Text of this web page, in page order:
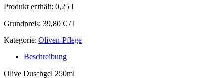
Produkt enthält: 0,25 l
Grundpreis: 39,80 € /l
Kategorie: Oliven-Pflege
Beschreibung
Olive Duschgel 250ml